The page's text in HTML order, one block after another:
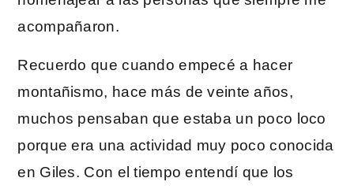
acompañaron.
Recuerdo que cuando empecé a hacer
montañismo, hace más de veinte años,
muchos pensaban que estaba un poco loco
porque era una actividad muy poco conocida
en Giles. Con el tiempo entendí que los